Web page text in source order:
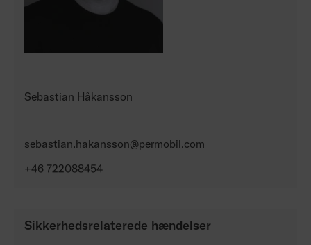
Sebastian Håkansson
sebastian.hakansson@permobil.com
+46 722088454
Sikkerhedsrelaterede hændelser